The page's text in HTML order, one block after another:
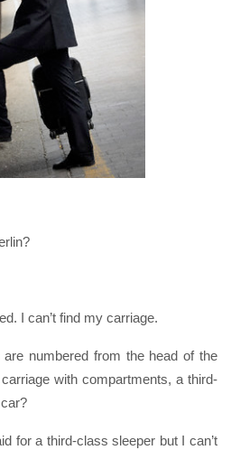
I can’t find my carriage.
numbered from the head of the
with compartments, a third-
for a third-class sleeper but I can’t